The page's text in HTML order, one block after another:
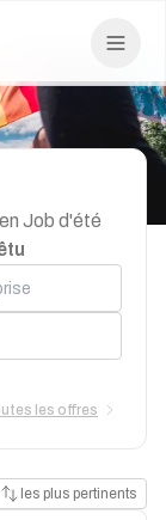
Job d'été
les offres
les plus pertinents